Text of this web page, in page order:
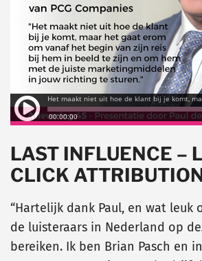
LAST INFLUENCE –
CLICK
“Hartelijk dank Paul, en wat leuk
de luisteraars in Nederland op
bereiken. Ik ben Brian Pasch en